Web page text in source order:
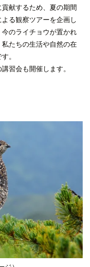
献するため、夏の期間
る観察ツアーを企画し
のライチョウが置かれ
たちの生活や自然の在
。
習会も開催します。